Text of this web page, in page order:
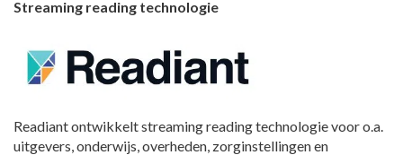
Streaming reading technologie
Readiant ontwikkelt streaming reading technologie voor o.a.
uitgevers, onderwijs, overheden, zorginstellingen en